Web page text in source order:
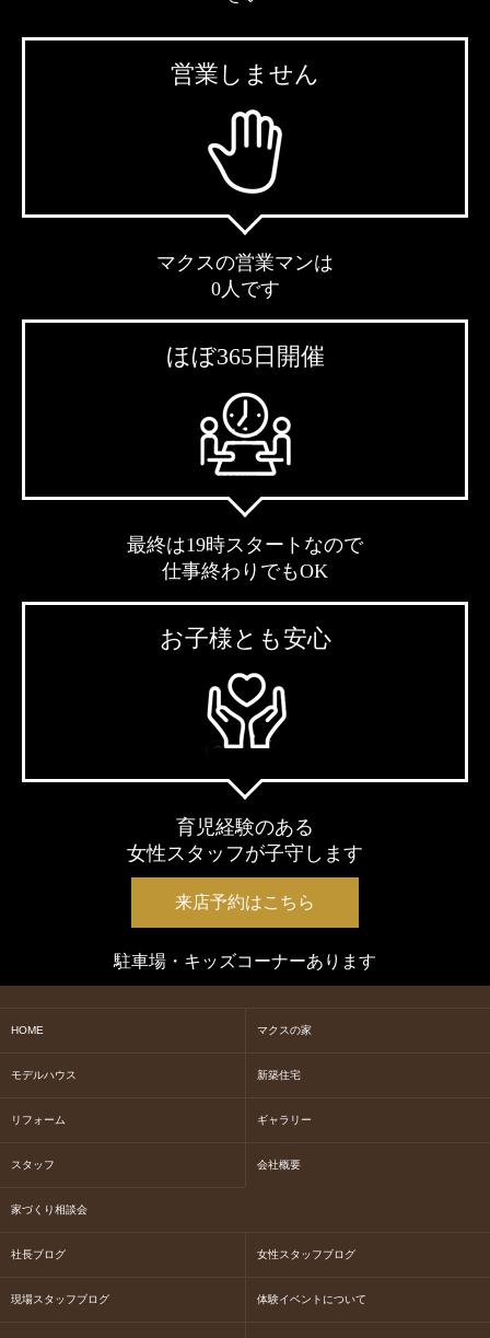
営業しません
マクスの営業マンは
0人です
ほぼ365日開催
最終は19時スタートなので
仕事終わりでもOK
お子様とも安心
育児経験のある
女性スタッフが子守します
来店予約はこちら
駐車場・キッズコーナーあります
HOME マクスの家
モデルハウス 新築住宅
リフォーム ギャラリー
スタッフ 会社概要
家づくり相談会
社長ブログ 女性スタッフブログ
現場スタッフブログ 体験イベントについて